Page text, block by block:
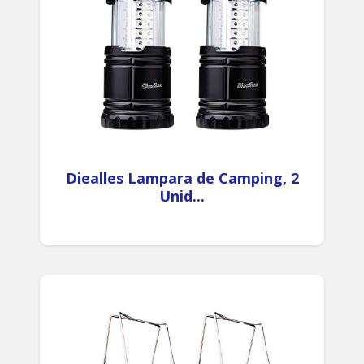
Diealles Lampara de Camping, 2
Unid...